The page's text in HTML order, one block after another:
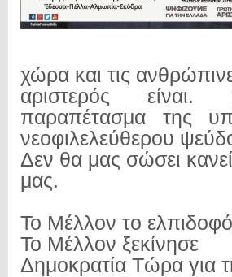
χώρα και τις
αριστερός είναι.
παραπέτασμα της
νεοφιλελεύθερου
Δεν θα μας σώσει
μας.
Το Μέλλον το
Το Μέλλον ξεκίνησε
Δημοκρατία Τώρα για